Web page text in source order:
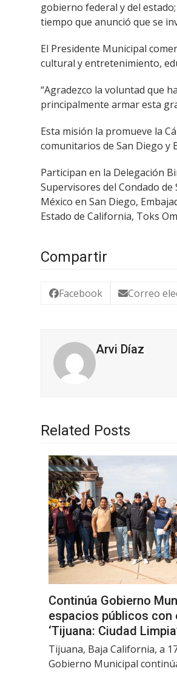
gobierno federal y del
tiempo que anunció que se
El Presidente Municipal
cultural y entretenimiento,
“Agradezco la voluntad que
principalmente armar esta
Esta misión la promueve la
comunitarios de San Diego y
Participan en la Delegación
Supervisores del Condado de
México en San Diego,
Estado de California, Toks
Compartir
Facebook Correo
Arvi Díaz
Related Posts
Continúa Gobierno
espacios públicos con
‘Tijuana: Ciudad
Tijuana, Baja California, a
Gobierno Municipal